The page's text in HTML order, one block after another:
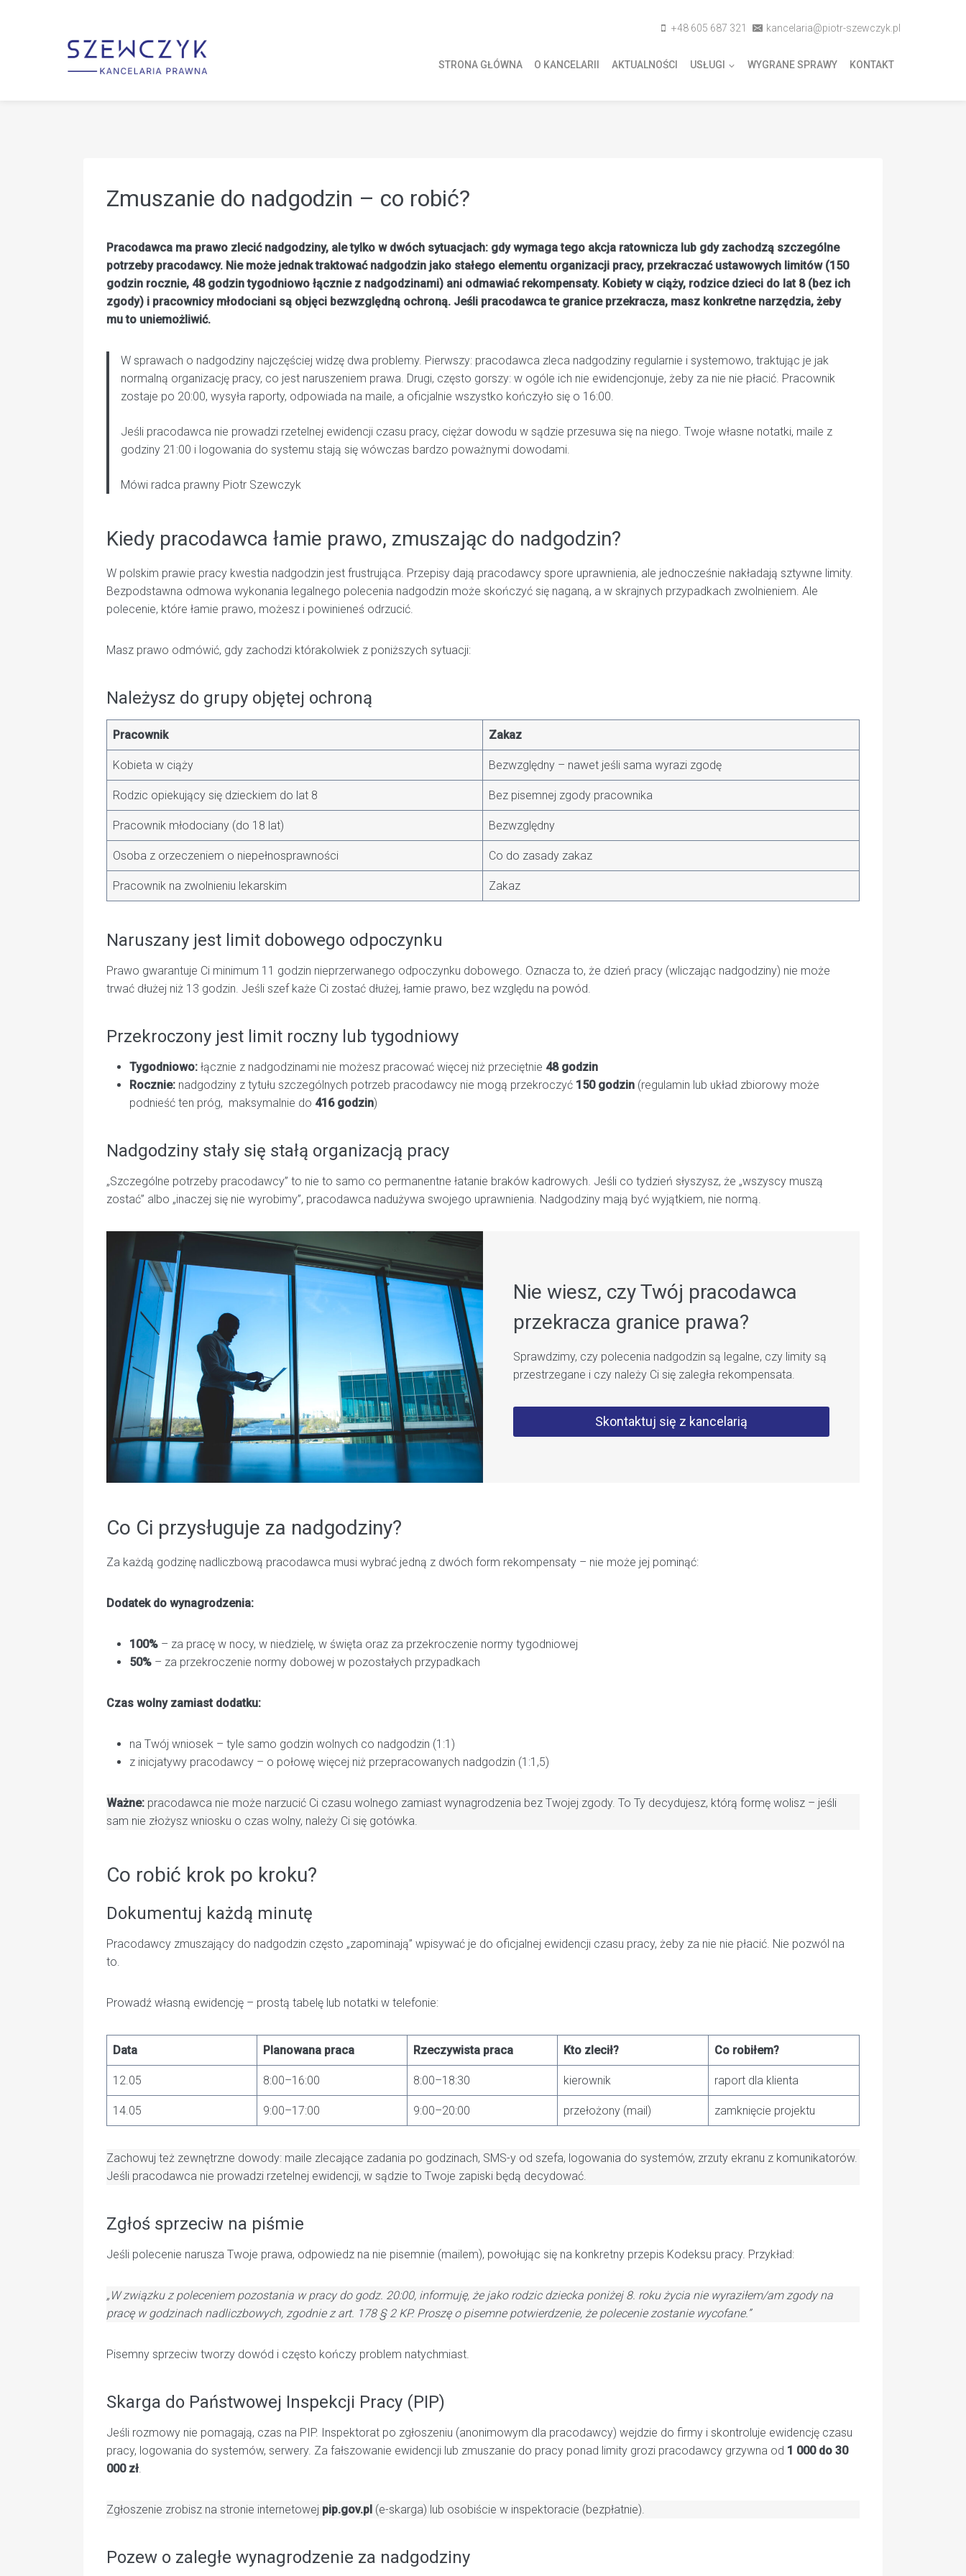
+48 605 687 321 kancelaria@piotr-szewczyk.pl
STRONA GŁÓWNA O KANCELARII AKTUALNOŚCI USŁUGI WYGRANE SPRAWY KONTAKT
Zmuszanie do nadgodzin – co robić?
Pracodawca ma prawo zlecić nadgodziny, ale tylko w dwóch sytuacjach: gdy wymaga tego akcja ratownicza lub gdy zachodzą szczególne
potrzeby pracodawcy. Nie może jednak traktować nadgodzin jako stałego elementu organizacji pracy, przekraczać ustawowych limitów (150
godzin rocznie, 48 godzin tygodniowo łącznie z nadgodzinami) ani odmawiać rekompensaty. Kobiety w ciąży, rodzice dzieci do lat 8 (bez ich
zgody) i pracownicy młodociani są objęci bezwzględną ochroną. Jeśli pracodawca te granice przekracza, masz konkretne narzędzia, żeby
mu to uniemożliwić.
W sprawach o nadgodziny najczęściej widzę dwa problemy. Pierwszy: pracodawca zleca nadgodziny regularnie i systemowo, traktując je jak
normalną organizację pracy, co jest naruszeniem prawa. Drugi, często gorszy: w ogóle ich nie ewidencjonuje, żeby za nie nie płacić. Pracownik
zostaje po 20:00, wysyła raporty, odpowiada na maile, a oficjalnie wszystko kończyło się o 16:00.
Jeśli pracodawca nie prowadzi rzetelnej ewidencji czasu pracy, ciężar dowodu w sądzie przesuwa się na niego. Twoje własne notatki, maile z
godziny 21:00 i logowania do systemu stają się wówczas bardzo poważnymi dowodami.
Mówi radca prawny Piotr Szewczyk
Kiedy pracodawca łamie prawo, zmuszając do nadgodzin?
W polskim prawie pracy kwestia nadgodzin jest frustrująca. Przepisy dają pracodawcy spore uprawnienia, ale jednocześnie nakładają sztywne limity.
Bezpodstawna odmowa wykonania legalnego polecenia nadgodzin może skończyć się naganą, a w skrajnych przypadkach zwolnieniem. Ale
polecenie, które łamie prawo, możesz i powinieneś odrzucić.
Masz prawo odmówić, gdy zachodzi którakolwiek z poniższych sytuacji:
Należysz do grupy objętej ochroną
Pracownik Zakaz
Kobieta w ciąży Bezwzględny – nawet jeśli sama wyrazi zgodę
Rodzic opiekujący się dzieckiem do lat 8 Bez pisemnej zgody pracownika
Pracownik młodociany (do 18 lat) Bezwzględny
Osoba z orzeczeniem o niepełnosprawności Co do zasady zakaz
Pracownik na zwolnieniu lekarskim Zakaz
Naruszany jest limit dobowego odpoczynku
Prawo gwarantuje Ci minimum 11 godzin nieprzerwanego odpoczynku dobowego. Oznacza to, że dzień pracy (wliczając nadgodziny) nie może
trwać dłużej niż 13 godzin. Jeśli szef każe Ci zostać dłużej, łamie prawo, bez względu na powód.
Przekroczony jest limit roczny lub tygodniowy
Tygodniowo: łącznie z nadgodzinami nie możesz pracować więcej niż przeciętnie 48 godzin
Rocznie: nadgodziny z tytułu szczególnych potrzeb pracodawcy nie mogą przekroczyć 150 godzin (regulamin lub układ zbiorowy może
podnieść ten próg, maksymalnie do 416 godzin)
Nadgodziny stały się stałą organizacją pracy
„Szczególne potrzeby pracodawcy” to nie to samo co permanentne łatanie braków kadrowych. Jeśli co tydzień słyszysz, że „wszyscy muszą
zostać” albo „inaczej się nie wyrobimy”, pracodawca nadużywa swojego uprawnienia. Nadgodziny mają być wyjątkiem, nie normą.
Nie wiesz, czy Twój pracodawca
przekracza granice prawa?
Sprawdzimy, czy polecenia nadgodzin są legalne, czy limity są
przestrzegane i czy należy Ci się zaległa rekompensata.
Skontaktuj się z kancelarią
Co Ci przysługuje za nadgodziny?
Za każdą godzinę nadliczbową pracodawca musi wybrać jedną z dwóch form rekompensaty – nie może jej pominąć:
Dodatek do wynagrodzenia:
100% – za pracę w nocy, w niedzielę, w święta oraz za przekroczenie normy tygodniowej
50% – za przekroczenie normy dobowej w pozostałych przypadkach
Czas wolny zamiast dodatku:
na Twój wniosek – tyle samo godzin wolnych co nadgodzin (1:1)
z inicjatywy pracodawcy – o połowę więcej niż przepracowanych nadgodzin (1:1,5)
Ważne: pracodawca nie może narzucić Ci czasu wolnego zamiast wynagrodzenia bez Twojej zgody. To Ty decydujesz, którą formę wolisz – jeśli
sam nie złożysz wniosku o czas wolny, należy Ci się gotówka.
Co robić krok po kroku?
Dokumentuj każdą minutę
Pracodawcy zmuszający do nadgodzin często „zapominają” wpisywać je do oficjalnej ewidencji czasu pracy, żeby za nie nie płacić. Nie pozwól na
to.
Prowadź własną ewidencję – prostą tabelę lub notatki w telefonie:
Data Planowana praca Rzeczywista praca Kto zlecił? Co robiłem?
12.05 8:00–16:00 8:00–18:30 kierownik raport dla klienta
14.05 9:00–17:00 9:00–20:00 przełożony (mail) zamknięcie projektu
Zachowuj też zewnętrzne dowody: maile zlecające zadania po godzinach, SMS-y od szefa, logowania do systemów, zrzuty ekranu z komunikatorów.
Jeśli pracodawca nie prowadzi rzetelnej ewidencji, w sądzie to Twoje zapiski będą decydować.
Zgłoś sprzeciw na piśmie
Jeśli polecenie narusza Twoje prawa, odpowiedz na nie pisemnie (mailem), powołując się na konkretny przepis Kodeksu pracy. Przykład:
„W związku z poleceniem pozostania w pracy do godz. 20:00, informuję, że jako rodzic dziecka poniżej 8. roku życia nie wyraziłem/am zgody na
pracę w godzinach nadliczbowych, zgodnie z art. 178 § 2 KP. Proszę o pisemne potwierdzenie, że polecenie zostanie wycofane.”
Pisemny sprzeciw tworzy dowód i często kończy problem natychmiast.
Skarga do Państwowej Inspekcji Pracy (PIP)
Jeśli rozmowy nie pomagają, czas na PIP. Inspektorat po zgłoszeniu (anonimowym dla pracodawcy) wejdzie do firmy i skontroluje ewidencję czasu
pracy, logowania do systemów, serwery. Za fałszowanie ewidencji lub zmuszanie do pracy ponad limity grozi pracodawcy grzywna od 1 000 do 30
000 zł
Zgłoszenie zrobisz na stronie internetowej pip.gov.pl (e-skarga) lub osobiście w inspektoracie (bezpłatnie).
Pozew o zaległe wynagrodzenie za nadgodziny